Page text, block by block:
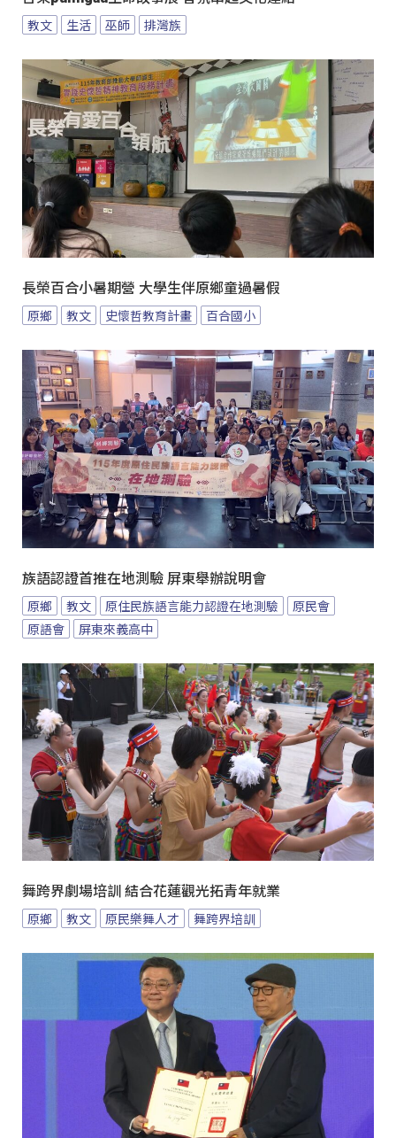
教文 生活 巫師 排灣族
長榮百合小暑期營 大學生伴原鄉童過暑假
原鄉 教文 史懷哲教育計畫 百合國小
族語認證首推在地測驗 屏東舉辦說明會
原鄉 教文 原住民族語言能力認證在地測驗
原民會
原語會
屏東來義高中
舞跨界劇場培訓 結合花蓮觀光拓青年就業
原鄉 教文 原民樂舞人才 舞跨界培訓